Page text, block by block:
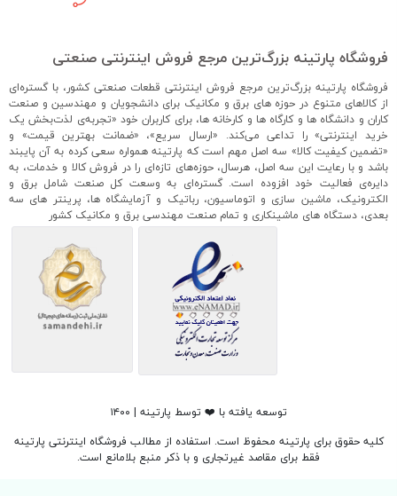
فروشگاه پارتینه بزرگ‌ترین مرجع فروش اینترنتی صنعتی
فروشگاه پارتینه بزرگ‌ترین مرجع فروش اینترنتی قطعات صنعتی کشور، با گستره‌ای
از کالاهای متنوع در حوزه های برق و مکانیک برای دانشجویان و مهندسین و صنعت
کاران و دانشگاه ها و کارگاه ها و کارخانه ها، برای کاربران خود «تجربه‌ی لذت‌بخش یک
خرید اینترنتی» را تداعی می‌کند. «ارسال سریع»، «ضمانت بهترین قیمت» و
«تضمین کیفیت کالا» سه اصل مهم است که پارتینه همواره سعی کرده به آن پایبند
باشد و با رعایت این سه اصل، هرسال، حوزه‌های تازه‌ای را در فروش کالا و خدمات، به
دایره‌ی فعالیت خود افزوده است. گستره‌ای به وسعت کل صنعت شامل برق و
الکترونیک، ماشین سازی و اتوماسیون، رباتیک و آزمایشگاه ها، پرینتر های سه
بعدی، دستگاه های ماشینکاری و تمام صنعت مهندسی برق و مکانیک کشور
توسعه یافته با ❤️ توسط پارتینه | ۱۴۰۰
کلیه حقوق برای پارتینه محفوظ است. استفاده از مطالب فروشگاه اینترنتی پارتینه
فقط برای مقاصد غیرتجاری و با ذکر منبع بلامانع است.